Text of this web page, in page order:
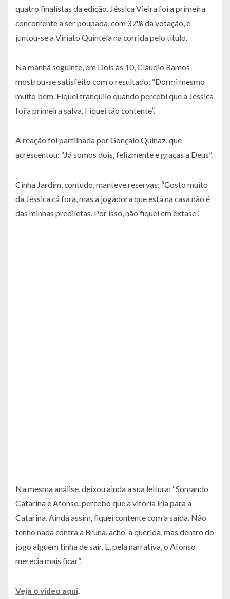
quatro finalistas da edição. Jéssica Vieira foi a primeira
concorrente a ser poupada, com 37% da votação, e
juntou-se a Viriato Quintela na corrida pelo título.
Na manhã seguinte, em Dois às 10, Cláudio Ramos
mostrou-se satisfeito com o resultado: “Dormi mesmo
muito bem. Fiquei tranquilo quando percebi que a Jéssica
foi a primeira salva. Fiquei tão contente”.
A reação foi partilhada por Gonçalo Quinaz, que
acrescentou: “Já somos dois, felizmente e graças a Deus”.
Cinha Jardim, contudo, manteve reservas: “Gosto muito
da Jéssica cá fora, mas a jogadora que está na casa não é
das minhas prediletas. Por isso, não fiquei em êxtase”.
Na mesma análise, deixou ainda a sua leitura: “Somando
Catarina e Afonso, percebo que a vitória iria para a
Catarina. Ainda assim, fiquei contente com a saída. Não
tenho nada contra a Bruna, acho-a querida, mas dentro do
jogo alguém tinha de sair. E, pela narrativa, o Afonso
merecia mais ficar”.
Veja o vídeo aqui.